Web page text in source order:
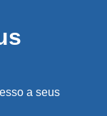
a seus